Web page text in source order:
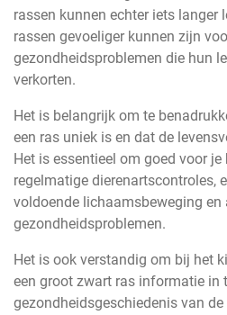
rassen kunnen echter iets langer
rassen gevoeliger kunnen zijn
gezondheidsproblemen die hun
verkorten.
Het is belangrijk om te
een ras uniek is en dat de
Het is essentieel om goed voor
regelmatige dierenartscontroles,
voldoende lichaamsbeweging
gezondheidsproblemen.
Het is ook verstandig om bij het
een groot zwart ras informatie in
gezondheidsgeschiedenis van